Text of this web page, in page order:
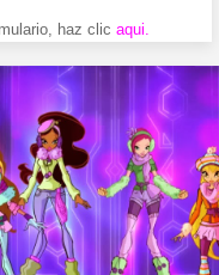
haz clicaqui